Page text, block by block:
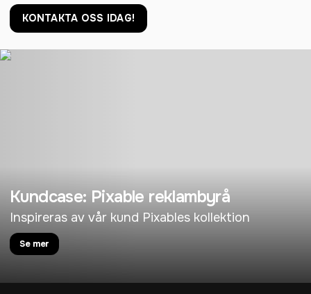
KONTAKTA OSS IDAG!
Kundcase: Pixable reklambyrå
Inspireras av vår kund Pixables kollektion
Se mer